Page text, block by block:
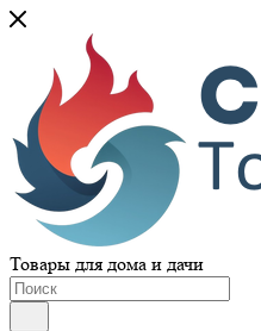
Товары для дома и дачи